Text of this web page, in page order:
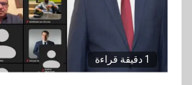
1 دقيقة قراءة